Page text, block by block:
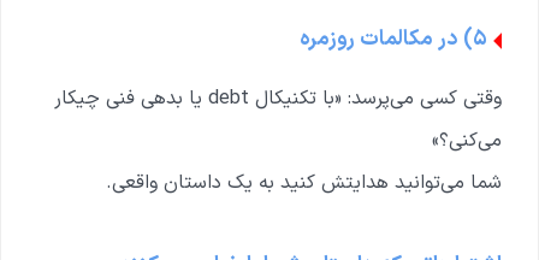
۵) در مکالمات روزمره
وقتی کسی می‌پرسد: «با تکنیکال debt یا بدهی فنی چیکار
می‌کنی؟»
شما می‌توانید هدایتش کنید به یک داستان واقعی.